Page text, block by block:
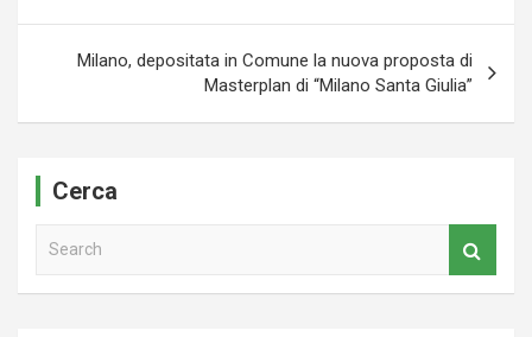
Milano, depositata in Comune la nuova proposta di
Masterplan di “Milano Santa Giulia”
Cerca